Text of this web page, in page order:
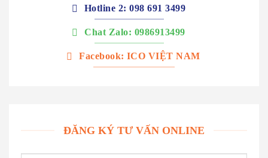
Hotline 2: 098 691 3499
Chat Zalo: 0986913499
Facebook: ICO VIỆT NAM
ĐĂNG KÝ TƯ VẤN ONLINE